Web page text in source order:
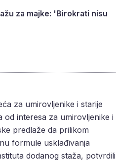
za majke: 'Birokrati nisu
za umirovljenike i starije
od interesa za umirovljenike i
predlaže da prilikom
formule usklađivanja
dodanog staža, potvrdili